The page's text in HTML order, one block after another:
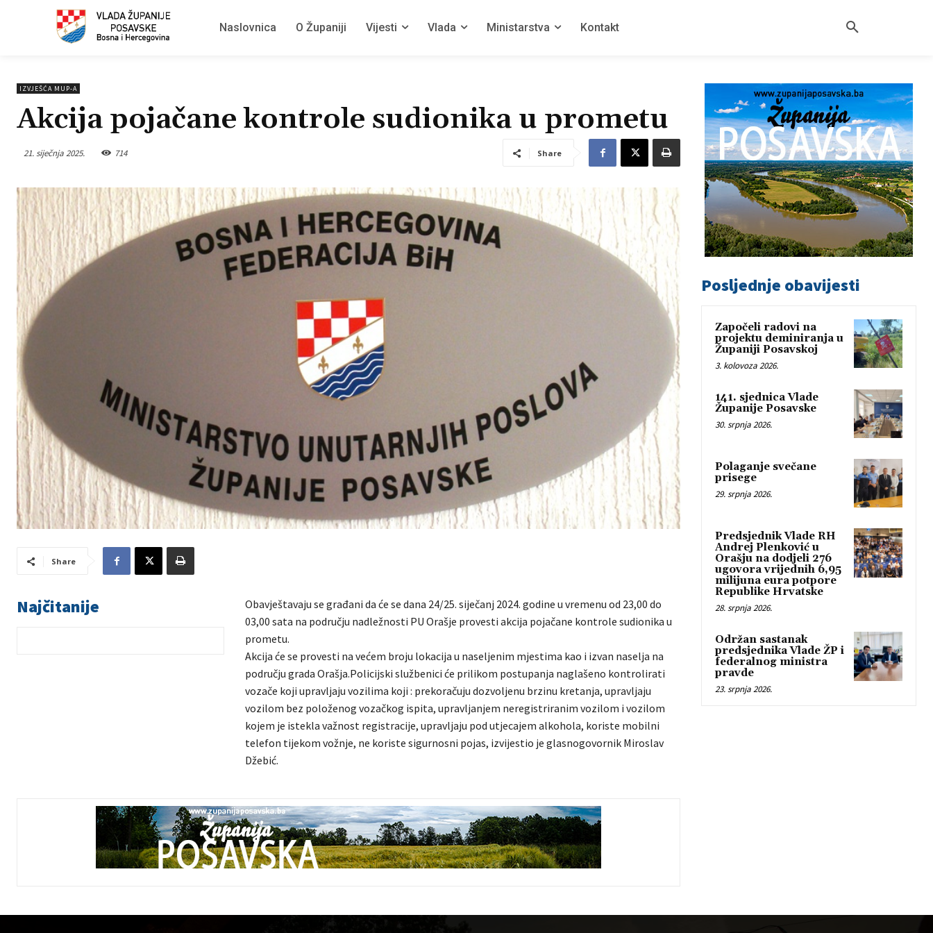
Naslovnica O Županiji Vijesti Vlada Ministarstva Kontakt
IZVJEŠĆA MUP-A
Akcija pojačane kontrole sudionika u prometu
21. siječnja 2025. 714 Share
Share
Najčitanije
Obavještavaju se građani da će se dana 24/25. siječanj 2024. godine u vremenu od 23,00 do
03,00 sata na području nadležnosti PU Orašje provesti akcija pojačane kontrole sudionika u
prometu.
Akcija će se provesti na većem broju lokacija u naseljenim mjestima kao i izvan naselja na
području grada Orašja.Policijski službenici će prilikom postupanja naglašeno kontrolirati
vozače koji upravljaju vozilima koji : prekoračuju dozvoljenu brzinu kretanja, upravljaju
vozilom bez položenog vozačkog ispita, upravljanjem neregistriranim vozilom i vozilom
kojem je istekla važnost registracije, upravljaju pod utjecajem alkohola, koriste mobilni
telefon tijekom vožnje, ne koriste sigurnosni pojas, izvijestio je glasnogovornik Miroslav
Džebić.
Posljednje obavijesti
Započeli radovi na
projektu deminiranja u
Županiji Posavskoj
3. kolovoza 2026.
141. sjednica Vlade
Županije Posavske
30. srpnja 2026.
Polaganje svečane
prisege
29. srpnja 2026.
Predsjednik Vlade RH
Andrej Plenković u
Orašju na dodjeli 276
ugovora vrijednih 6,95
milijuna eura potpore
Republike Hrvatske
28. srpnja 2026.
Održan sastanak
predsjednika Vlade ŽP i
federalnog ministra
pravde
23. srpnja 2026.